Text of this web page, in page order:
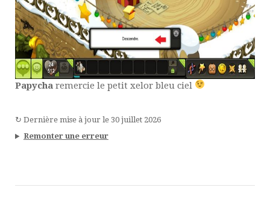
Papycha remercie le petit xelor bleu ciel
↻ Dernière mise à jour le 30 juillet 2026
Remonter une erreur